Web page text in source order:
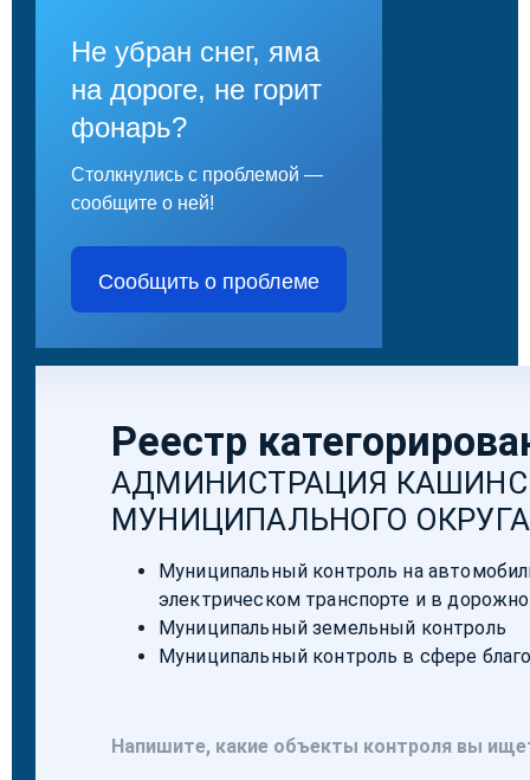
Не убран снег, яма
на дороге, не горит
фонарь?
Столкнулись с проблемой —
сообщите о ней!
Сообщить о проблеме